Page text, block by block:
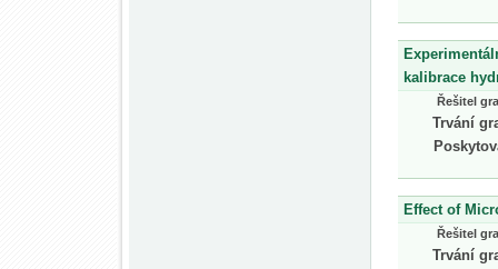
kalibrace
Řešitel
Trvání
Effect of
Řešitel
Trvání